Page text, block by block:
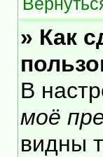
» Как
В
моё
видны